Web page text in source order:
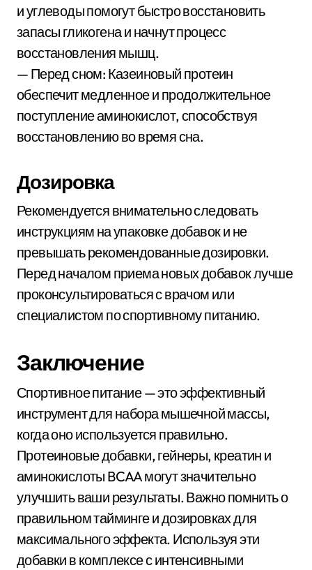
и углеводы помогут быстро восстановить
запасы гликогена и начнут процесс
восстановления мышц.
— Перед сном: Казеиновый протеин
обеспечит медленное и продолжительное
поступление аминокислот, способствуя
восстановлению во время сна.
Дозировка
Рекомендуется внимательно следовать
инструкциям на упаковке добавок и не
превышать рекомендованные дозировки.
Перед началом приема новых добавок лучше
проконсультироваться с врачом или
специалистом по спортивному питанию.
Заключение
Спортивное питание — это эффективный
инструмент для набора мышечной массы,
когда оно используется правильно.
Протеиновые добавки, гейнеры, креатин и
аминокислоты BCAA могут значительно
улучшить ваши результаты. Важно помнить о
правильном тайминге и дозировках для
максимального эффекта. Используя эти
добавки в комплексе с интенсивными